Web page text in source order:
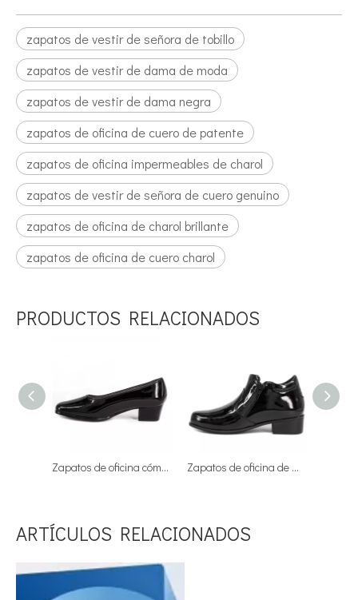
zapatos de vestir de señora de tobillo
zapatos de vestir de dama de moda
zapatos de vestir de dama negra
zapatos de oficina de cuero de patente
zapatos de oficina impermeables de charol
zapatos de vestir de señora de cuero genuino
zapatos de oficina de charol brillante
zapatos de oficina de cuero charol
PRODUCTOS RELACIONADOS
Zapatos de oficina cómodos mujer charol 1102 Zapatos de oficina de mujer tacón bajo charol brillo 1113
ARTÍCULOS RELACIONADOS